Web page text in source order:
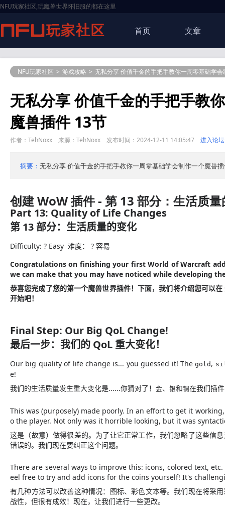
NFU玩家社区,玩魔兽世界怀旧服的都在这里
首页 文章
NFU玩家社区 > 游戏攻略 > 无私分享 价值千金的手把手教你一周零基础学
无私分享 价值千金的手把手教
魔兽插件 13节
作者：TehNoxx 来源：TehNoxx 发布时间：2024-12-11 14:05:47 进入论坛
摘要： 无私分享 价值千金的手把手教你一周零基础学会制作一个魔兽
创建 WoW 插件 - 第 13 部分：生活质
Part 13: Quality of Life Changes
第 13 部分：生活质量的变化
Difficulty: ? Easy 难度： ? 容易
Congratulations on finishing your first World of Warcraft
we can make that you may have noticed while developing
恭喜您完成了您的第一个魔兽世界插件！下面，我们将介绍您可以在
开始吧！
Final Step: Our Big QoL Change!
最后一步：我们的 QoL 重大变化！
Our big quality of life change is... you guessed it! Thegold ,
e!
我们的生活质量发生重大变化是......你猜对了！ 金、 银和铜在我们插
This was (purposely) made poorly. In an effort to get it
o the player. Not only was it horrible looking, but it was
这是（故意）做得很差的。为了让它正常工作，我们忽略了这些信
错误的。我们现在要纠正这个问题。
There are several ways to improve this: icons, colored text,
eel free to try and add icons for the coins yourself! It's
有几种方法可以改善这种情况：图标、彩色文本等。我们现在将采
战性，但很有成效！现在，让我们进行一些更改。